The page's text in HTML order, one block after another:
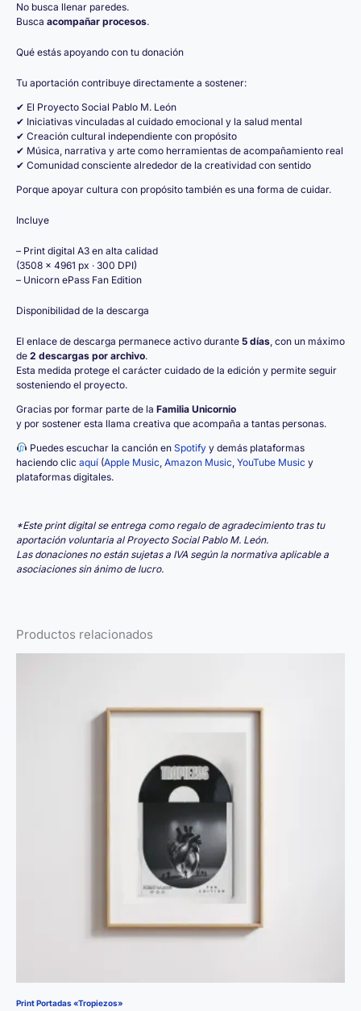
No busca llenar paredes.
Busca acompañar procesos.
Qué estás apoyando con tu donación
Tu aportación contribuye directamente a sostener:
✔ El Proyecto Social Pablo M. León
✔ Iniciativas vinculadas al cuidado emocional y la salud mental
✔ Creación cultural independiente con propósito
✔ Música, narrativa y arte como herramientas de acompañamiento real
✔ Comunidad consciente alrededor de la creatividad con sentido
Porque apoyar cultura con propósito también es una forma de cuidar.
Incluye
– Print digital A3 en alta calidad
(3508 × 4961 px · 300 DPI)
– Unicorn ePass Fan Edition
Disponibilidad de la descarga
El enlace de descarga permanece activo durante 5 días, con un máximo
de 2 descargas por archivo.
Esta medida protege el carácter cuidado de la edición y permite seguir
sosteniendo el proyecto.
Gracias por formar parte de la Familia Unicornio
y por sostener esta llama creativa que acompaña a tantas personas.
Puedes escuchar la canción en Spotifyy demás plataformas
haciendo clic aquí (Apple Music, Amazon Music, YouTube Music y
plataformas digitales.
*Este print digital se entrega como regalo de agradecimiento tras tu
aportación voluntaria al Proyecto Social Pablo M. León.
Las donaciones no están sujetas a IVA según la normativa aplicable a
asociaciones sin ánimo de lucro.
Productos relacionados
Print Portadas «Tropiezos»